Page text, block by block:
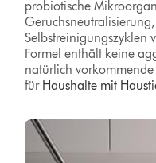
probiotische
Selbstreinigungszyklen
Formel enthält keine
natürlich
für Haushalte mit